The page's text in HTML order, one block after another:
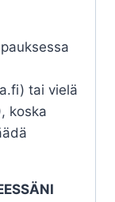
tai vielä
koska